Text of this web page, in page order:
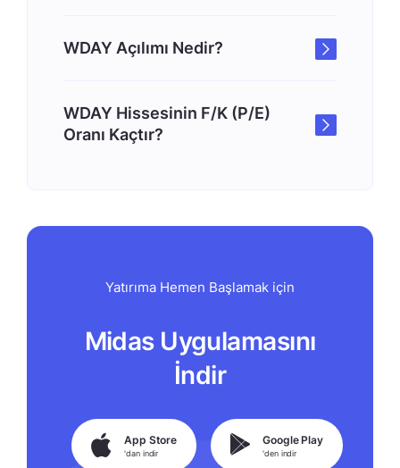
WDAY Açılımı Nedir?
WDAY Hissesinin F/K (P/E)
Oranı Kaçtır?
Yatırıma Hemen Başlamak için
Midas Uygulamasını
İndir
App Store
'dan indir
Google Play
'den indir